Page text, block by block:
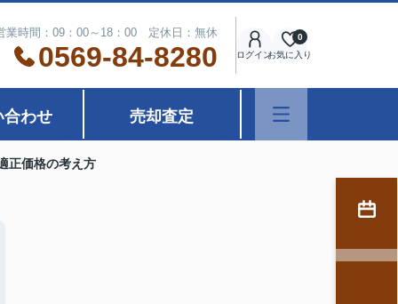
業時間：09：00～18：00 定休日：無休
0569-84-8280 ログインお気に入り
0
合わせ 売却査定
正価格の考え方